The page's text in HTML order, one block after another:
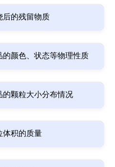
后的残留物质
颜色、状态等物理性质
的颗粒大小分布情况
体积的质量